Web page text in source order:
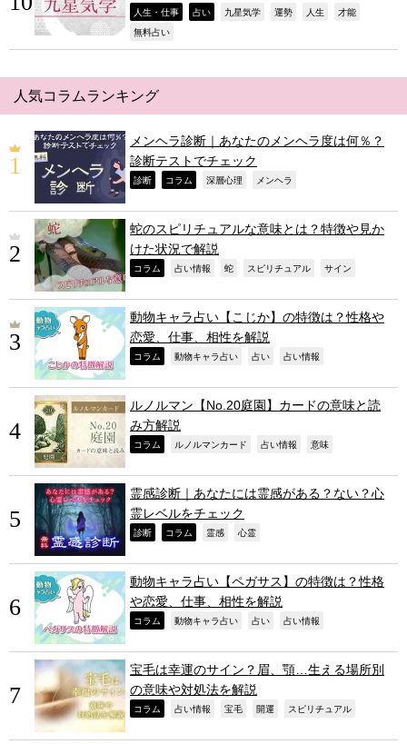
人生・仕事 占い 九星気学 運勢 人生 才能
無料占い
人気コラムランキング
メンヘラ診断｜あなたのメンヘラ度は何％？
診断テストでチェック
診断 コラム 深層心理 メンヘラ
蛇のスピリチュアルな意味とは？特徴や見か
けた状況で解説
コラム 占い情報 蛇 スピリチュアル サイン
動物キャラ占い【こじか】の特徴は？性格や
恋愛、仕事、相性を解説
コラム 動物キャラ占い 占い 占い情報
ルノルマン【No.20庭園】カードの意味と読
み方解説
コラム ルノルマンカード 占い情報 意味
霊感診断｜あなたには霊感がある？ない？心
霊レベルをチェック
診断 コラム 霊感 心霊
動物キャラ占い【ペガサス】の特徴は？性格
や恋愛、仕事、相性を解説
コラム 動物キャラ占い 占い 占い情報
宝毛は幸運のサイン？眉、顎…生える場所別
の意味や対処法を解説
コラム 占い情報 宝毛 開運 スピリチュアル